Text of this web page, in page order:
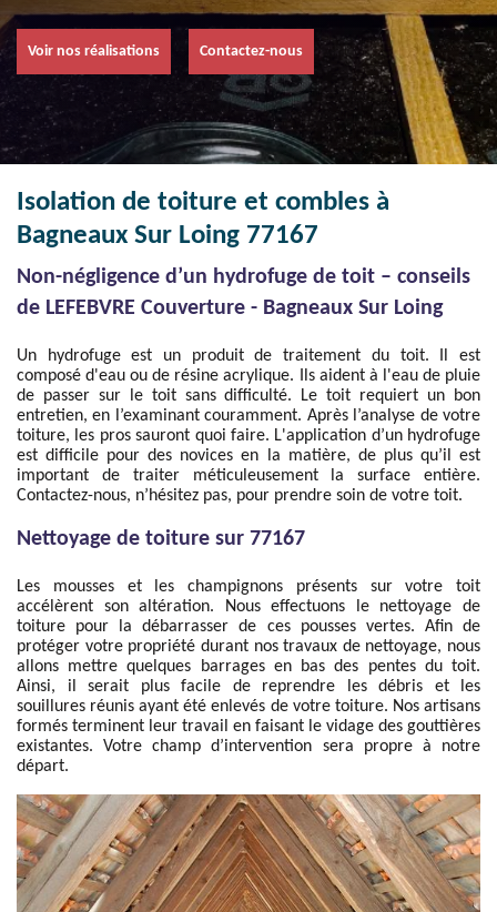
Voir nos réalisations Contactez-nous
Isolation de toiture et combles à
Bagneaux Sur Loing 77167
Non-négligence d’un hydrofuge de toit – conseils
de LEFEBVRE Couverture - Bagneaux Sur Loing
Un hydrofuge est un produit de traitement du toit. Il est
composé d'eau ou de résine acrylique. Ils aident à l'eau de pluie
de passer sur le toit sans difficulté. Le toit requiert un bon
entretien, en l’examinant couramment. Après l’analyse de votre
toiture, les pros sauront quoi faire. L'application d’un hydrofuge
est difficile pour des novices en la matière, de plus qu’il est
important de traiter méticuleusement la surface entière.
Contactez-nous, n’hésitez pas, pour prendre soin de votre toit.
Nettoyage de toiture sur 77167
Les mousses et les champignons présents sur votre toit
accélèrent son altération. Nous effectuons le nettoyage de
toiture pour la débarrasser de ces pousses vertes. Afin de
protéger votre propriété durant nos travaux de nettoyage, nous
allons mettre quelques barrages en bas des pentes du toit.
Ainsi, il serait plus facile de reprendre les débris et les
souillures réunis ayant été enlevés de votre toiture. Nos artisans
formés terminent leur travail en faisant le vidage des gouttières
existantes. Votre champ d’intervention sera propre à notre
départ.